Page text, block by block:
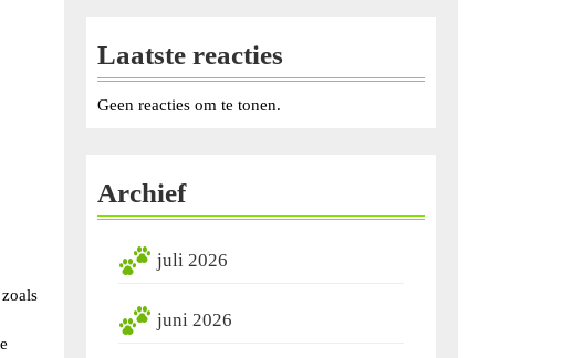
Laatste reacties
Geen reacties om te tonen.
Archief
juli 2026
juni 2026